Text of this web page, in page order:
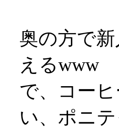
奥の方で
えるwww
で、コー
い、ポ